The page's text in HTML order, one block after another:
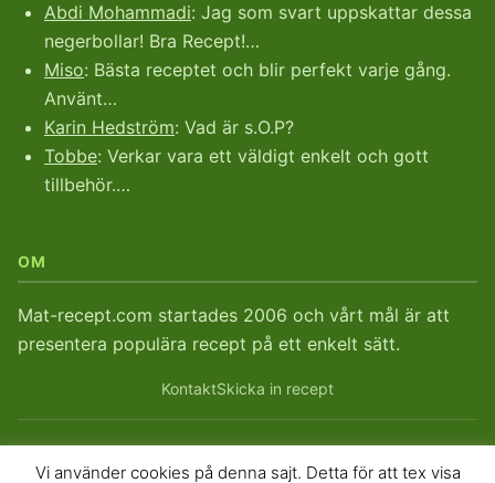
Abdi Mohammadi: Jag som svart uppskattar dessa
negerbollar! Bra Recept!…
Miso: Bästa receptet och blir perfekt varje gång.
Använt…
Karin Hedström: Vad är s.O.P?
Tobbe: Verkar vara ett väldigt enkelt och gott
tillbehör.…
OM
Mat-recept.com startades 2006 och vårt mål är att
presentera populära recept på ett enkelt sätt.
KontaktSkicka in recept
Vi använder cookies på denna sajt. Detta för att tex visa